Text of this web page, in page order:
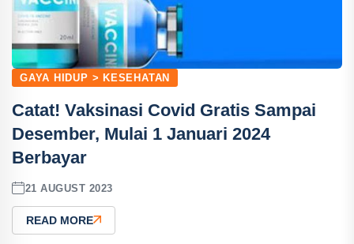
GAYA HIDUP > KESEHATAN
Catat! Vaksinasi Covid Gratis Sampai
Desember, Mulai 1 Januari 2024
Berbayar
21 AUGUST 2023
READ MORE